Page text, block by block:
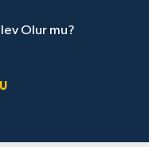
Olur mu?